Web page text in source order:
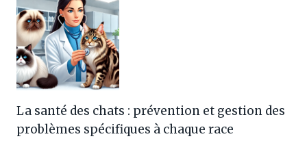
La santé des chats : prévention et gestion des
problèmes spécifiques à chaque race